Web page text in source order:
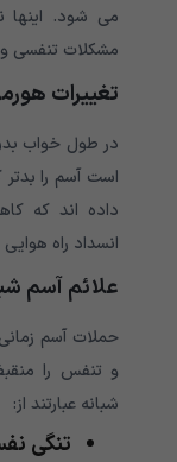
می شود.
مشکلات تنفسی
تغییرات
در طول خواب
است آسم را
داده اند که
انسداد راه
علائم آسم
حملات آسم
و تنفس را
شبانه عبارتند از:
تنگی